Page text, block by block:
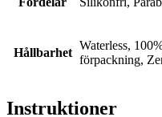
Hållbarhet
Waterless,
förpackning,
Instruktioner